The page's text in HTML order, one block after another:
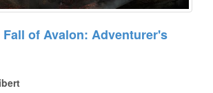
of Avalon: Adventurer's